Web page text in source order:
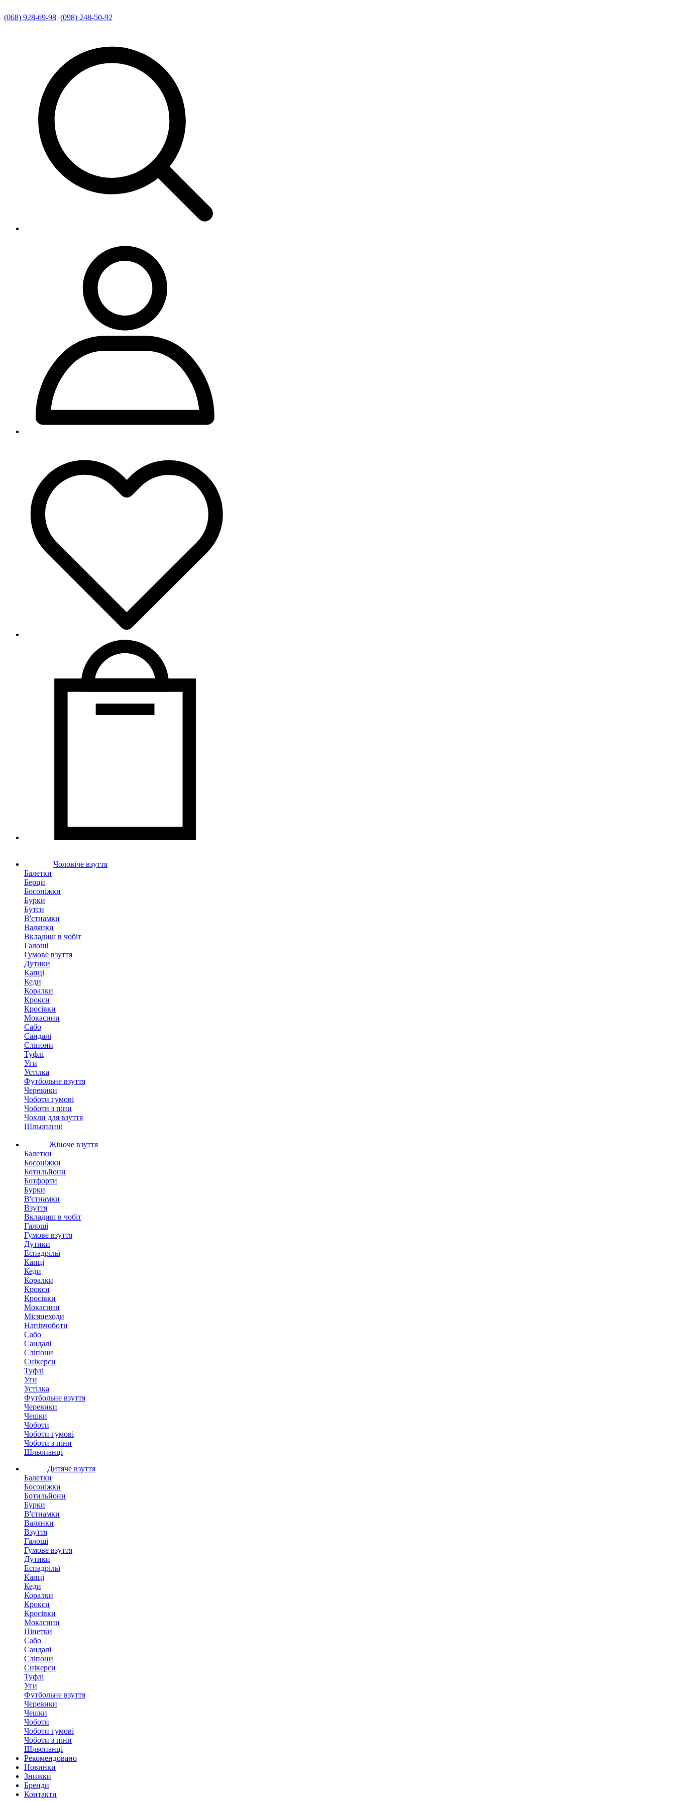
(068) 928-69-98 (098) 248-50-92
Чоловіче взуття
Балетки
Берци
Босоніжки
Бурки
Бутси
В'єтнамки
Валянки
Вкладиш в чобіт
Галоші
Гумове взуття
Дутики
Капці
Кеди
Коралки
Крокси
Кросівки
Мокасини
Сабо
Сандалі
Сліпони
Туфлі
Уги
Устілка
Футбольне взуття
Черевики
Чоботи гумові
Чоботи з піни
Чохли для взуття
Шльопанці
Жіноче взуття
Балетки
Босоніжки
Ботильйони
Ботфорти
Бурки
В'єтнамки
Взуття
Вкладиш в чобіт
Галоші
Гумове взуття
Дутики
Еспадрільї
Капці
Кеди
Коралки
Крокси
Кросівки
Мокасини
Місяцеходи
Напівчоботи
Сабо
Сандалі
Сліпони
Снікерси
Туфлі
Уги
Устілка
Футбольне взуття
Черевики
Чешки
Чоботи
Чоботи гумові
Чоботи з піни
Шльопанці
Дитяче взуття
Балетки
Босоніжки
Ботильйони
Бурки
В'єтнамки
Валянки
Взуття
Галоші
Гумове взуття
Дутики
Еспадрільї
Капці
Кеди
Коралки
Крокси
Кросівки
Мокасини
Пінетки
Сабо
Сандалі
Сліпони
Снікерси
Туфлі
Уги
Футбольне взуття
Черевики
Чешки
Чоботи
Чоботи гумові
Чоботи з піни
Шльопанці
Рекомендовано
Новинки
Знижки
Бренди
Контакти